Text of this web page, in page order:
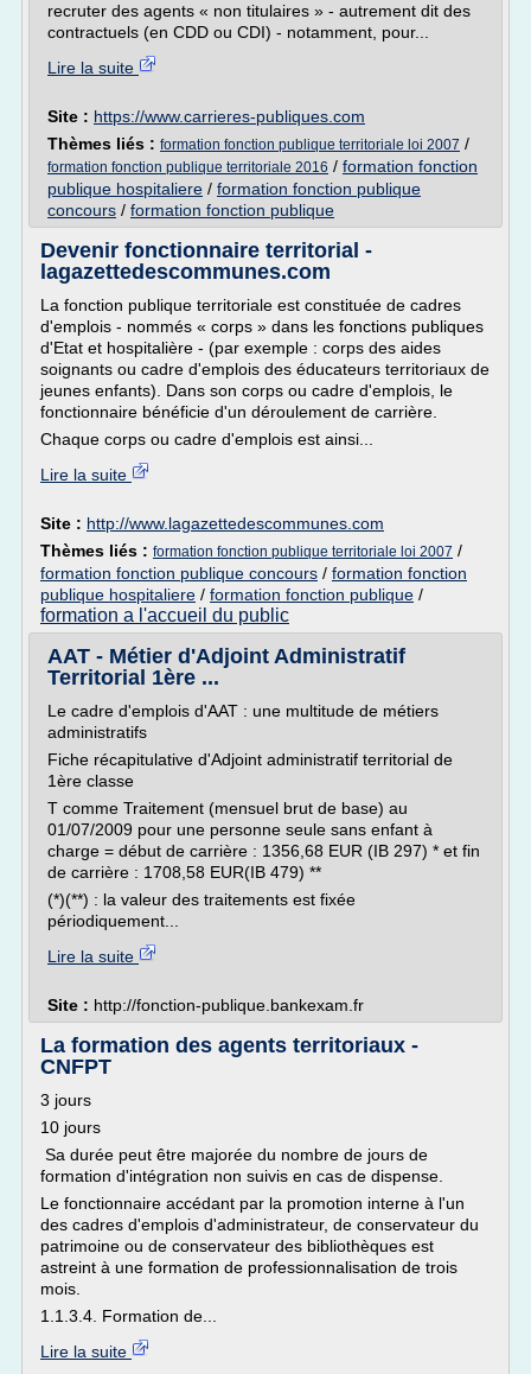
recruter des agents « non titulaires » - autrement dit des
contractuels (en CDD ou CDI) - notamment, pour...
Lire la suite
Site : https://www.carrieres-publiques.com
Thèmes liés : formation fonction publique territoriale loi 2007 /
formation fonction publique territoriale 2016 / formation fonction
publique hospitaliere / formation fonction publique
concours / formation fonction publique
Devenir fonctionnaire territorial -
lagazettedescommunes.com
La fonction publique territoriale est constituée de cadres
d'emplois - nommés « corps » dans les fonctions publiques
d'Etat et hospitalière - (par exemple : corps des aides
soignants ou cadre d'emplois des éducateurs territoriaux de
jeunes enfants). Dans son corps ou cadre d'emplois, le
fonctionnaire bénéficie d'un déroulement de carrière.
Chaque corps ou cadre d'emplois est ainsi...
Lire la suite
Site : http://www.lagazettedescommunes.com
Thèmes liés : formation fonction publique territoriale loi 2007 /
formation fonction publique concours / formation fonction
publique hospitaliere / formation fonction publique /
formation a l'accueil du public
AAT - Métier d'Adjoint Administratif
Territorial 1ère ...
Le cadre d'emplois d'AAT : une multitude de métiers
administratifs
Fiche récapitulative d'Adjoint administratif territorial de
1ère classe
T comme Traitement (mensuel brut de base) au
01/07/2009 pour une personne seule sans enfant à
charge = début de carrière : 1356,68 EUR (IB 297) * et fin
de carrière : 1708,58 EUR(IB 479) **
(*)(**) : la valeur des traitements est fixée
périodiquement...
Lire la suite
Site : http://fonction-publique.bankexam.fr
La formation des agents territoriaux -
CNFPT
3 jours
10 jours
Sa durée peut être majorée du nombre de jours de
formation d'intégration non suivis en cas de dispense.
Le fonctionnaire accédant par la promotion interne à l'un
des cadres d'emplois d'administrateur, de conservateur du
patrimoine ou de conservateur des bibliothèques est
astreint à une formation de professionnalisation de trois
mois.
1.1.3.4. Formation de...
Lire la suite